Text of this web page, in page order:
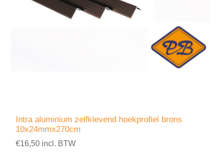
Intra aluminium zelfklevend hoekprofiel brons
10x24mmx270cm
€16,50 incl. BTW